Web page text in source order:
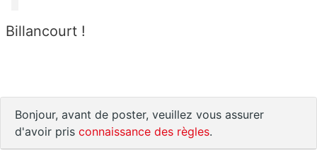
Billancourt !
Bonjour, avant de poster, veuillez vous assurer
d'avoir pris connaissance des règles.